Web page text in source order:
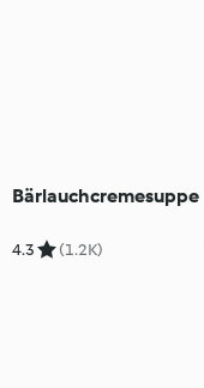
Bärlauchcremesuppe
4.3 (1.2K)